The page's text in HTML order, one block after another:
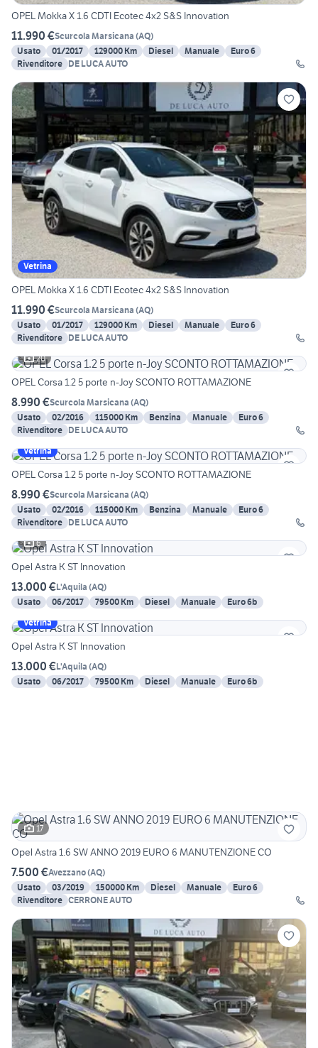
OPEL Mokka X 1.6 CDTI Ecotec 4x2 S&S Innovation
11.990 €Scurcola Marsicana (AQ)
Usato
01/2017 129000 Km Diesel Manuale
Euro 6
Rivenditore DE LUCA AUTO
Vetrina
OPEL Mokka X 1.6 CDTI Ecotec 4x2 S&S Innovation
11.990 €Scurcola Marsicana (AQ)
Usato
01/2017 129000 Km Diesel Manuale
Euro 6
Rivenditore DE LUCA AUTO
20
OPEL Corsa 1.2 5 porte n-Joy SCONTO ROTTAMAZIONE
8.990 €Scurcola Marsicana (AQ)
Usato
02/2016 115000 Km Benzina Manuale
Euro 6
Rivenditore DE LUCA AUTO
Vetrina
OPEL Corsa 1.2 5 porte n-Joy SCONTO ROTTAMAZIONE
8.990 €Scurcola Marsicana (AQ)
Usato
02/2016 115000 Km Benzina Manuale
Euro 6
Rivenditore DE LUCA AUTO
6
Opel Astra K ST Innovation
13.000 €L'Aquila (AQ)
Usato
06/2017 79500 Km Diesel Manuale
Euro 6b
Vetrina
Opel Astra K ST Innovation
13.000 €L'Aquila (AQ)
Usato
06/2017 79500 Km Diesel Manuale Euro 6b
17
Opel Astra 1.6 SW ANNO 2019 EURO 6 MANUTENZIONE CO
7.500 €Avezzano(AQ)
Usato
03/2019 150000 Km Diesel Manuale
Euro 6
Rivenditore CERRONE AUTO